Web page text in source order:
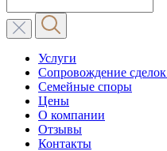
Услуги
Сопровождение
Семейные споры
Цены
О компании
Отзывы
Контакты